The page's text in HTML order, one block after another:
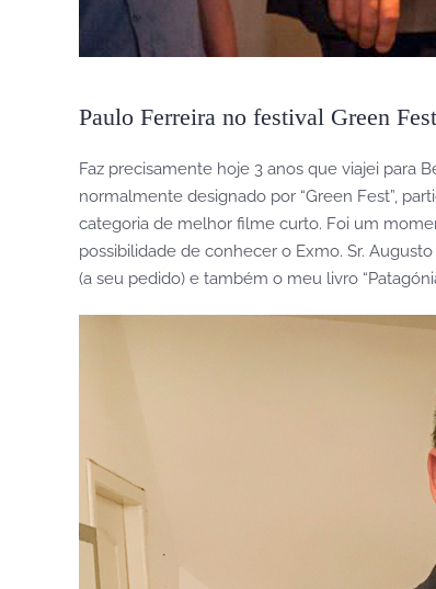
Paulo Ferreira no festival Green
Faz precisamente hoje 3 anos que viajei para
normalmente designado por “Green Fest”,
categoria de melhor filme curto. Foi um
possibilidade de conhecer o Exmo. Sr.
(a seu pedido) e também o meu livro